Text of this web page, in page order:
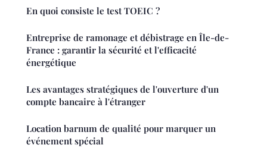
En quoi consiste le test TOEIC ?
Entreprise de ramonage et débistrage en Île-de-
France : garantir la sécurité et l'efficacité
énergétique
Les avantages stratégiques de l'ouverture d'un
compte bancaire à l'étranger
Location barnum de qualité pour marquer un
événement spécial